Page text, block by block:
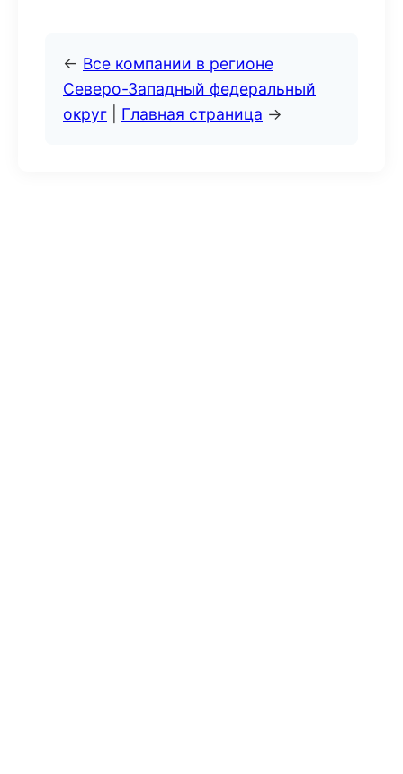
← Все компании в регионе
Северо-Западный федеральный
округ
Главная страница →